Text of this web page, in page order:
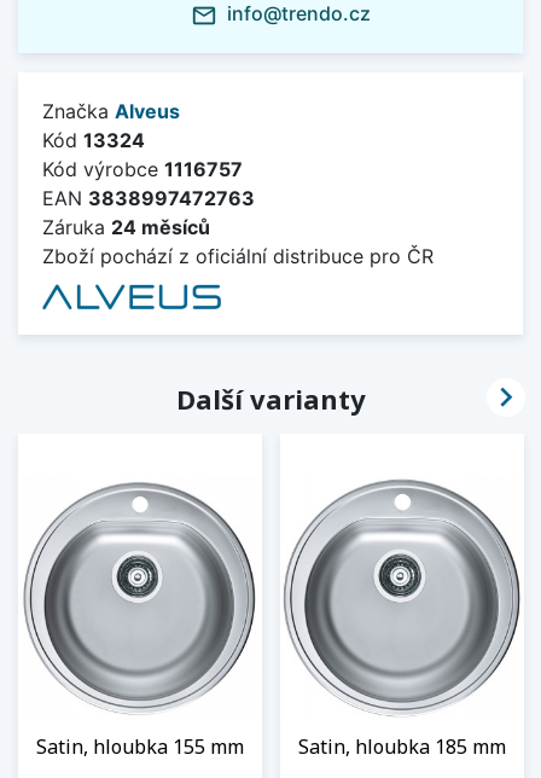
mail_outline info@trendo.cz
Značka Alveus
Kód 13324
Kód výrobce 1116757
EAN 3838997472763
Záruka 24 měsíců
Zboží pochází z oficiální distribuce pro ČR
Další varianty
Satin, hloubka 155 mm Satin, hloubka 185 mm
